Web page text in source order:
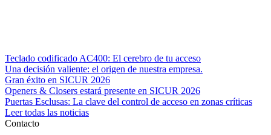
Teclado codificado AC400: El cerebro de tu acceso
Una decisión valiente: el origen de nuestra empresa.
Gran éxito en SICUR 2026
Openers & Closers estará presente en SICUR 2026
Puertas Esclusas: La clave del control de acceso en zonas críticas
Leer todas las noticias
Contacto